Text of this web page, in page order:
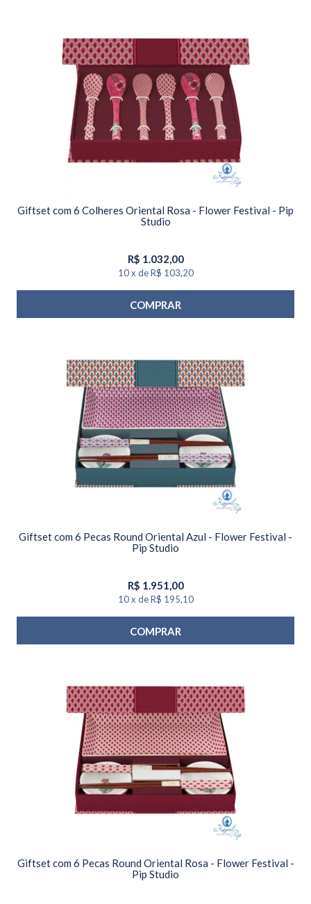
Giftset com 6 Colheres Oriental Rosa - Flower Festival - Pip
Studio
R$ 1.032,00
10 x de R$ 103,20
COMPRAR
Giftset com 6 Pecas Round Oriental Azul - Flower Festival -
Pip Studio
R$ 1.951,00
10 x de R$ 195,10
COMPRAR
Giftset com 6 Pecas Round Oriental Rosa - Flower Festival -
Pip Studio